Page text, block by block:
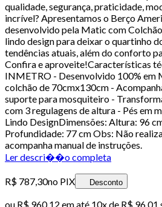
qualidade, segurança, praticidade,
incrível? Apresentamos o Berço
desenvolvido pela Matic com
lindo design para deixar o quartinho
tendências atuais, além do conforto
Confira e aproveite!Características
INMETRO - Desenvolvido 100% em
colchão de 70cmx130cm -
suporte para mosquiteiro -
com 3 regulagens de altura - Pés em
Lindo DesignDimensões: Altura: 96
Profundidade: 77 cm Obs: Não
acompanha manual de instruções.
Ler descri��o completa
R$ 787,30no PIX Desconto
ou R$ 960,12 em até 10x de R$ 96,01